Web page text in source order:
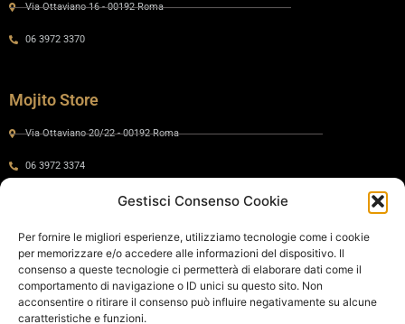
Gestisci Consenso Cookie
Per fornire le migliori esperienze, utilizziamo tecnologie come i cookie
per memorizzare e/o accedere alle informazioni del dispositivo. Il
consenso a queste tecnologie ci permetterà di elaborare dati come il
comportamento di navigazione o ID unici su questo sito. Non
acconsentire o ritirare il consenso può influire negativamente su alcune
caratteristiche e funzioni.
Via Ottaviano 16 - 00192 Roma
06 3972 3370
Mojito Store
Via Ottaviano 20/22 - 00192 Roma
06 3972 3374
Via Ottaviano 24 - 00192 Roma
06 575 8821